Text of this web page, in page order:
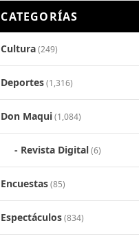
CATEGORÍAS
Cultura(249)
Deportes(1,316)
Don Maqui(1,084)
Revista Digital(6)
Encuestas(85)
Espectáculos(834)